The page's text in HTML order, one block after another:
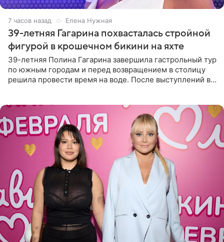
7 часов назад Елена Нужная
39-летняя Гагарина похвасталась стройной
фигурой в крошечном бикини на яхте
39-летняя Полина Гагарина завершила гастрольный тур
по южным городам и перед возвращением в столицу
решила провести время на воде. После выступлений в